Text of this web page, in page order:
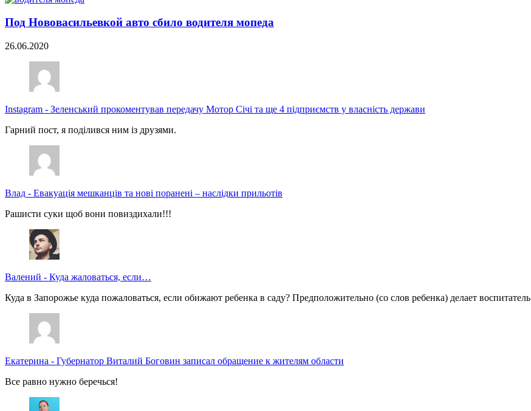
Под Нововасильевкой авто сбило водителя мопеда
26.06.2020
Instagram - Зеленський прокоментував передачу Мотор Січі та ще 4 підприємств у власність держави
Гарний пост, я поділився ним із друзями.
Влад - Евакуація мешканців та нові поранені – наслідки прильотів
Рашисти суки щоб вони повиздихали!!!
Валений - Куда жаловаться, если…
Куда в Запорожье куда пожаловаться, если обижают ребенка в саду? Предположительно (со слов ребенка) делает воспитатель
Екатерина - Губернатор Виталий Боговин записал обращение к жителям области
Все равно нужно беречься!